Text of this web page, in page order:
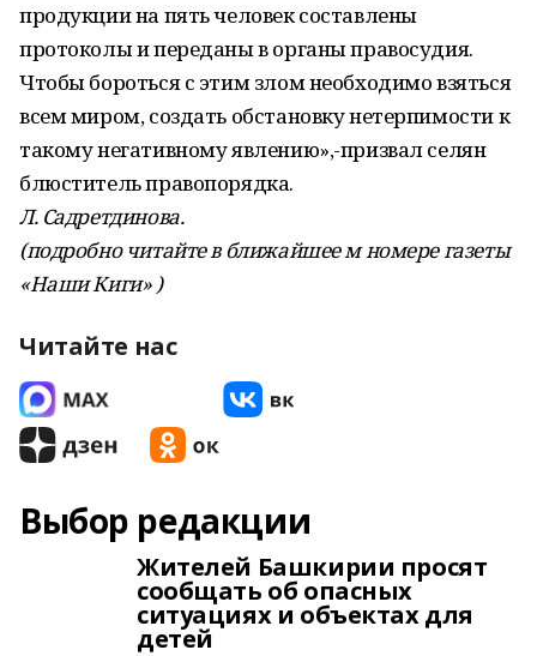
продукции на пять человек составлены
протоколы и переданы в органы правосудия.
Чтобы бороться с этим злом необходимо взяться
всем миром, создать обстановку нетерпимости к
такому негативному явлению»,-призвал селян
блюститель правопорядка.
Л. Садретдинова.
(подробно читайте в ближайшее м номере газеты
«Наши Киги» )
Читайте нас
Выбор редакции
Жителей Башкирии просят
сообщать об опасных
ситуациях и объектах для
детей